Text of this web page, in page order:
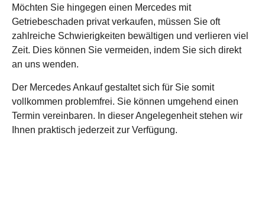
Möchten Sie hingegen einen Mercedes mit
Getriebeschaden privat verkaufen, müssen Sie oft
zahlreiche Schwierigkeiten bewältigen und verlieren viel
Zeit. Dies können Sie vermeiden, indem Sie sich direkt
an uns wenden.
Der Mercedes Ankauf gestaltet sich für Sie somit
vollkommen problemfrei. Sie können umgehend einen
Termin vereinbaren. In dieser Angelegenheit stehen wir
Ihnen praktisch jederzeit zur Verfügung.